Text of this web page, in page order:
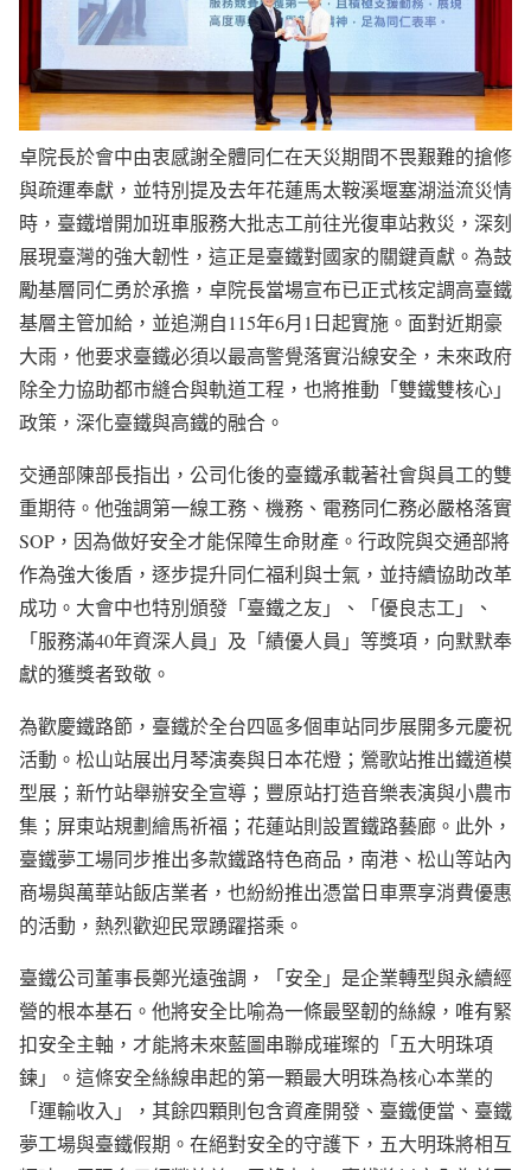
卓院長於會中由衷感謝全體同仁在天災期間不畏艱難的搶修
與疏運奉獻，並特別提及去年花蓮馬太鞍溪堰塞湖溢流災情
時，臺鐵增開加班車服務大批志工前往光復車站救災，深刻
展現臺灣的強大韌性，這正是臺鐵對國家的關鍵貢獻。為鼓
勵基層同仁勇於承擔，卓院長當場宣布已正式核定調高臺鐵
基層主管加給，並追溯自115年6月1日起實施。面對近期豪
大雨，他要求臺鐵必須以最高警覺落實沿線安全，未來政府
除全力協助都市縫合與軌道工程，也將推動「雙鐵雙核心」
政策，深化臺鐵與高鐵的融合。
交通部陳部長指出，公司化後的臺鐵承載著社會與員工的雙
重期待。他強調第一線工務、機務、電務同仁務必嚴格落實
SOP，因為做好安全才能保障生命財產。行政院與交通部將
作為強大後盾，逐步提升同仁福利與士氣，並持續協助改革
成功。大會中也特別頒發「臺鐵之友」、「優良志工」、
「服務滿40年資深人員」及「績優人員」等獎項，向默默奉
獻的獲獎者致敬。
為歡慶鐵路節，臺鐵於全台四區多個車站同步展開多元慶祝
活動。松山站展出月琴演奏與日本花燈；鶯歌站推出鐵道模
型展；新竹站舉辦安全宣導；豐原站打造音樂表演與小農市
集；屏東站規劃繪馬祈福；花蓮站則設置鐵路藝廊。此外，
臺鐵夢工場同步推出多款鐵路特色商品，南港、松山等站內
商場與萬華站飯店業者，也紛紛推出憑當日車票享消費優惠
的活動，熱烈歡迎民眾踴躍搭乘。
臺鐵公司董事長鄭光遠強調，「安全」是企業轉型與永續經
營的根本基石。他將安全比喻為一條最堅韌的絲線，唯有緊
扣安全主軸，才能將未來藍圖串聯成璀璨的「五大明珠項
鍊」。這條安全絲線串起的第一顆最大明珠為核心本業的
「運輸收入」，其餘四顆則包含資產開發、臺鐵便當、臺鐵
夢工場與臺鐵假期。在絕對安全的守護下，五大明珠將相互